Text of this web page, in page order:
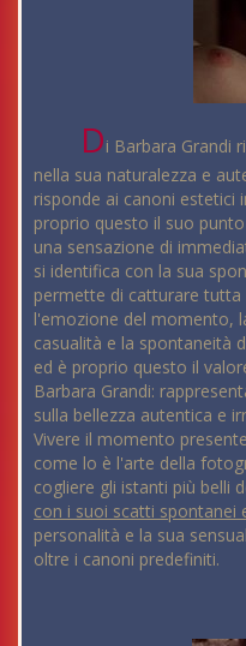
Di Barbara Grandi
nella sua naturalezza e
risponde ai canoni estetici
proprio questo il suo
una sensazione di
si identifica con la sua
permette di catturare
l'emozione del momento,
casualità e la spontaneità
ed è proprio questo il
Barbara Grandi:
sulla bellezza autentica e
Vivere il momento
come lo è l'arte della
cogliere gli istanti più belli
con i suoi scatti spontanei
personalità e la sua
oltre i canoni predefiniti.